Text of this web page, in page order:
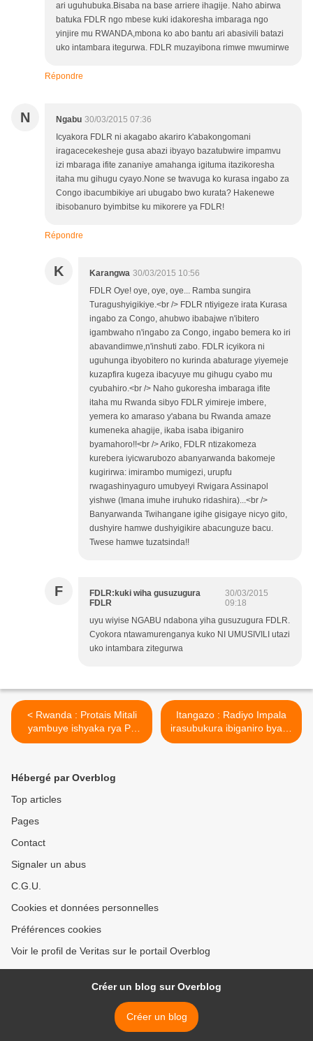
ari uguhubuka.Bisaba na base arriere ihagije. Naho abirwa
batuka FDLR ngo mbese kuki idakoresha imbaraga ngo
yinjire mu RWANDA,mbona ko abo bantu ari abasivili batazi
uko intambara itegurwa. FDLR muzayibona rimwe mwumirwe
Répondre
N Ngabu 30/03/2015 07:36
Icyakora FDLR ni akagabo akariro k'abakongomani
iragacecekesheje gusa abazi ibyayo bazatubwire impamvu
izi mbaraga ifite zananiye amahanga igituma itazikoresha
itaha mu gihugu cyayo.None se twavuga ko kurasa ingabo za
Congo ibacumbikiye ari ubugabo bwo kurata? Hakenewe
ibisobanuro byimbitse ku mikorere ya FDLR!
Répondre
K Karangwa 30/03/2015 10:56
FDLR Oye! oye, oye, oye... Ramba sungira
Turagushyigikiye.<br /> FDLR ntiyigeze irata Kurasa
ingabo za Congo, ahubwo ibabajwe n'ibitero
igambwaho n'ingabo za Congo, ingabo bemera ko iri
abavandimwe,n'inshuti zabo. FDLR icyikora ni
uguhunga ibyobitero no kurinda abaturage yiyemeje
kuzapfira kugeza ibacyuye mu gihugu cyabo mu
cyubahiro.<br /> Naho gukoresha imbaraga ifite
itaha mu Rwanda sibyo FDLR yimireje imbere,
yemera ko amaraso y'abana bu Rwanda amaze
kumeneka ahagije, ikaba isaba ibiganiro
byamahoro!!<br /> Ariko, FDLR ntizakomeza
kurebera iyicwarubozo abanyarwanda bakomeje
kugirirwa: imirambo mumigezi, urupfu
rwagashinyaguro umubyeyi Rwigara Assinapol
yishwe (Imana imuhe iruhuko ridashira)...<br />
Banyarwanda Twihangane igihe gisigaye nicyo gito,
dushyire hamwe dushyigikire abacunguze bacu.
Twese hamwe tuzatsinda!!
F
FDLR:kuki wiha gusuzugura
FDLR
30/03/2015
09:18
uyu wiyise NGABU ndabona yiha gusuzugura FDLR.
Cyokora ntawamurenganya kuko NI UMUSIVILI utazi
uko intambara zitegurwa
< Rwanda : Protais Mitali
yambuye ishyaka rya PL
miliyoni 50 arisimbukira !
Itangazo : Radiyo Impala
irasubukura ibiganiro byayo
ku mirongo migufi. >
Hébergé par Overblog
Top articles
Pages
Contact
Signaler un abus
C.G.U.
Cookies et données personnelles
Préférences cookies
Voir le profil de Veritas sur le portail Overblog
Créer un blog sur Overblog
Créer un blog